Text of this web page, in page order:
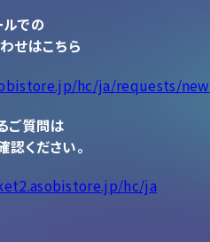
ルでの
せはこちら
hc/ja/requests/new
ご質問は
認ください。
hc/ja